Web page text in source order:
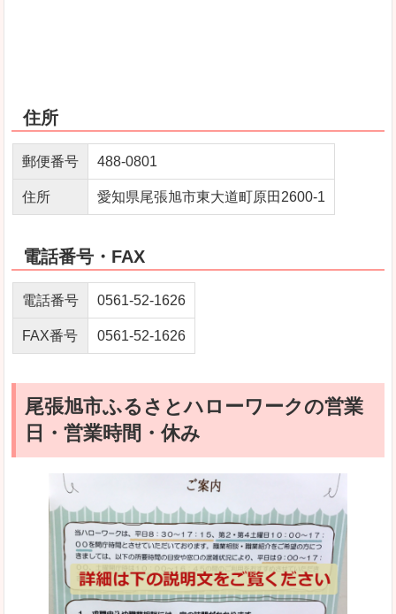
住所
郵便番号 488-0801
住所 愛知県尾張旭市東大道町原田2600-1
電話番号・FAX
電話番号 0561-52-1626
FAX番号 0561-52-1626
尾張旭市ふるさとハローワークの営業
日・営業時間・休み